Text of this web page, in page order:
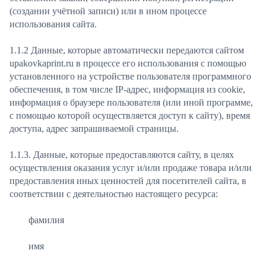
(создании учётной записи) или в ином процессе
использования сайта.
1.1.2 Данные, которые автоматически передаются сайтом
upakovkaprint.ru в процессе его использования с помощью
установленного на устройстве пользователя программного
обеспечения, в том числе IP-адрес, информация из cookie,
информация о браузере пользователя (или иной программе,
с помощью которой осуществляется доступ к сайту), время
доступа, адрес запрашиваемой страницы.
1.1.3. Данные, которые предоставляются сайту, в целях
осуществления оказания услуг и/или продаже товара и/или
предоставления иных ценностей для посетителей сайта, в
соответствии с деятельностью настоящего ресурса:
фамилия
имя